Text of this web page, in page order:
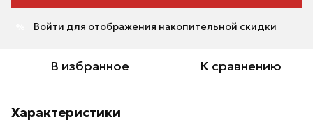
Войти для отображения накопительной скидки
В избранное К сравнению
Характеристики